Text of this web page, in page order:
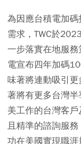
為因應台積電加
需求，TWC於
一步落實在地服
電宣布四年加碼
味著將連動吸引
著將有更多台灣
美工作的台灣客
且精準的諮詢服
功在美國實現職涯